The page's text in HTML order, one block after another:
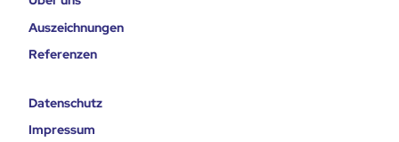
Auszeichnungen
Referenzen
Datenschutz
Impressum